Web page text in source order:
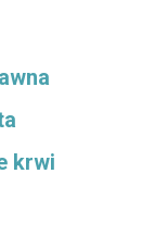
krwi